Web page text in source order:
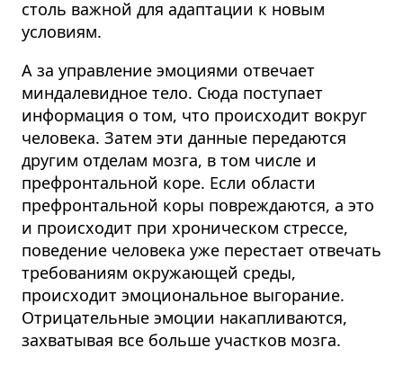
столь важной для адаптации к новым
условиям.
А за управление эмоциями отвечает
миндалевидное тело. Сюда поступает
информация о том, что происходит вокруг
человека. Затем эти данные передаются
другим отделам мозга, в том числе и
префронтальной коре. Если области
префронтальной коры повреждаются, а это
и происходит при хроническом стрессе,
поведение человека уже перестает отвечать
требованиям окружающей среды,
происходит эмоциональное выгорание.
Отрицательные эмоции накапливаются,
захватывая все больше участков мозга.